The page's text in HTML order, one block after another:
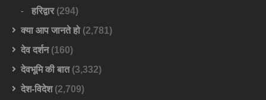
हरिद्वार(294)
क्या आप जानते हो(2,781)
देव दर्शन(160)
देवभूमि की बात(3,332)
देश-विदेश(2,709)